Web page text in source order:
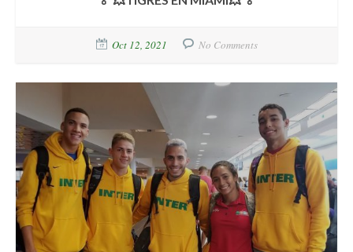
Oct 12, 2021 No Comments